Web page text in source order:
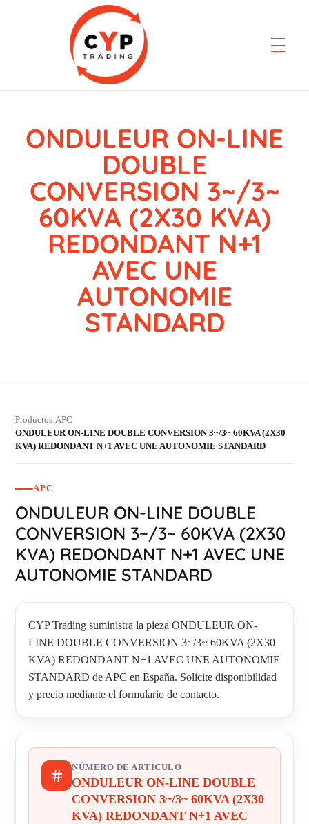
CYP Trading
Professionelle Ersatzteilbeschaffung
ONDULEUR ON-LINE
DOUBLE
CONVERSION 3~/3~
60KVA (2X30 KVA)
REDONDANT N+1
AVEC UNE
AUTONOMIE
STANDARD
Productos›APC›
ONDULEUR ON-LINE DOUBLE CONVERSION 3~/3~ 60KVA (2X30
KVA) REDONDANT N+1 AVEC UNE AUTONOMIE STANDARD
APC
ONDULEUR ON-LINE DOUBLE
CONVERSION 3~/3~ 60KVA (2X30
KVA) REDONDANT N+1 AVEC UNE
AUTONOMIE STANDARD
CYP Trading suministra la pieza ONDULEUR ON-
LINE DOUBLE CONVERSION 3~/3~ 60KVA (2X30
KVA) REDONDANT N+1 AVEC UNE AUTONOMIE
STANDARD de APC en España. Solicite disponibilidad
y precio mediante el formulario de contacto.
NÚMERO DE ARTÍCULO
ONDULEUR ON-LINE DOUBLE
CONVERSION 3~/3~ 60KVA (2X30
KVA) REDONDANT N+1 AVEC